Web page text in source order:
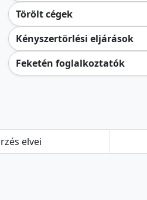
Törölt cégek
Kényszertörlési eljárások
Feketén foglalkoztatók
elvei